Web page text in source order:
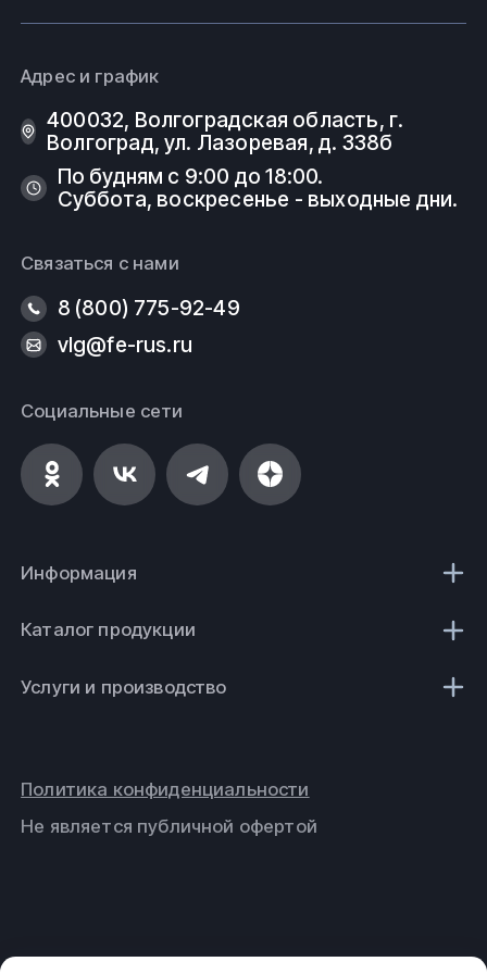
ОООФеРус, г.Волгоград.
Адрес и график
400032, Волгоградская область, г.
Волгоград, ул. Лазоревая, д. 338б
По будням с 9:00 до 18:00.
Суббота, воскресенье - выходные дни.
Связаться с нами
8 (800) 775-92-49
vlg@fe-rus.ru
Социальные сети
Информация
Каталог продукции
Услуги и производство
Не является публичной офертой
Политика конфиденциальности